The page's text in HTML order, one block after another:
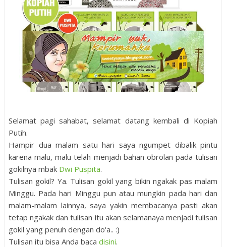
Selamat pagi sahabat, selamat datang kembali di Kopiah
Putih.
Hampir dua malam satu hari saya ngumpet dibalik pintu
karena malu, malu telah menjadi bahan obrolan pada tulisan
gokilnya mbak Dwi Puspita.
Tulisan gokil? Ya. Tulisan gokil yang bikin ngakak pas malam
Minggu. Pada hari Minggu pun atau mungkin pada hari dan
malam-malam lainnya, saya yakin membacanya pasti akan
tetap ngakak dan tulisan itu akan selamanaya menjadi tulisan
gokil yang penuh dengan do'a.. :)
Tulisan itu bisa Anda baca disini.